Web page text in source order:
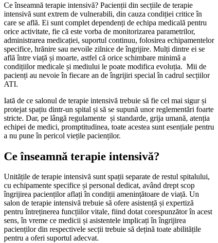
Ce înseamnă terapie intensivă? Pacienții din secțiile de terapie
intensivă sunt extrem de vulnerabili, din cauza condiției critice în
care se află. Ei sunt complet dependenți de echipa medicală pentru
orice activitate, fie că este vorba de monitorizarea parametrilor,
administrarea medicației, suportul continuu, folosirea echipamentelor
specifice, hrănire sau nevoile zilnice de îngrijire. Mulți dintre ei se
află între viață și moarte, astfel că orice schimbare minimă a
condițiilor medicale și mediului le poate modifica evoluția. Mii de
pacienți au nevoie în fiecare an de îngrijiri special în cadrul secțiilor
ATI.
Iată de ce salonul de terapie intensivă trebuie să fie cel mai sigur și
protejat spațiu dintr-un spital și să se supună unor reglementări foarte
stricte. Dar, pe lângă regulamente și standarde, grija umană, atenția
echipei de medici, promptitudinea, toate acestea sunt esențiale pentru
a nu pune în pericol viețile pacienților.
Ce înseamnă terapie intensivă?
Unitățile de terapie intensivă sunt spații separate de restul spitalului,
cu echipamente specifice și personal dedicat, având drept scop
îngrijirea pacienților aflați în condiții amenințătoare de viață. Un
salon de terapie intensivă trebuie să ofere asistență și expertiză
pentru întreținerea funcțiilor vitale, fiind dotat corespunzător în acest
sens, în vreme ce medicii și asistentele implicați în îngrijirea
pacienților din respectivele secții trebuie să dețină toate abilitățile
pentru a oferi suportul adecvat.